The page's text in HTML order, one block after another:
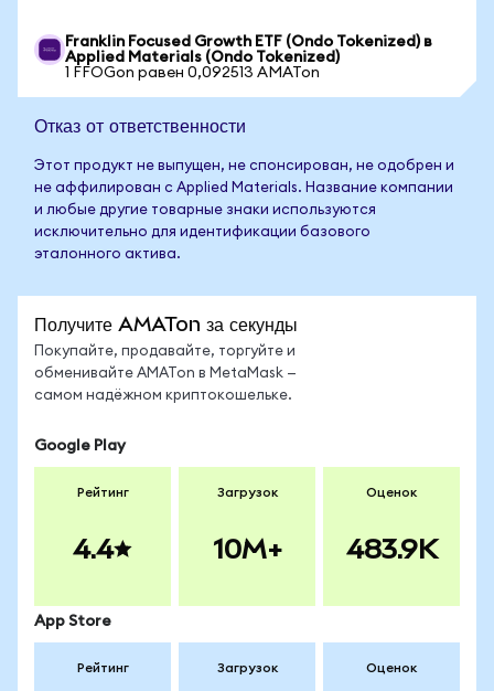
Franklin Focused Growth ETF (Ondo Tokenized) в
Applied Materials (Ondo Tokenized)
1 FFOGon равен 0,092513 AMATon
Отказ от ответственности
Этот продукт не выпущен, не спонсирован, не одобрен и
не аффилирован с Applied Materials. Название компании
и любые другие товарные знаки используются
исключительно для идентификации базового
эталонного актива.
Получите AMATon за секунды
Покупайте, продавайте, торгуйте и
обменивайте AMATon в MetaMask —
самом надёжном криптокошельке.
Google Play
Рейтинг
4.4
Загрузок
10M+
Оценок
483.9K
App Store
Рейтинг Загрузок Оценок